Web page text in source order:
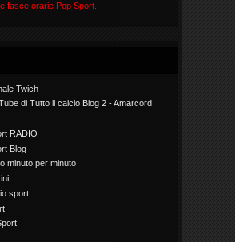
fasce orarie Pop Sport.
Twich
di Tutto il calcio Blog 2 - Amarcord
RADIO
Blog
minuto per minuto
sport